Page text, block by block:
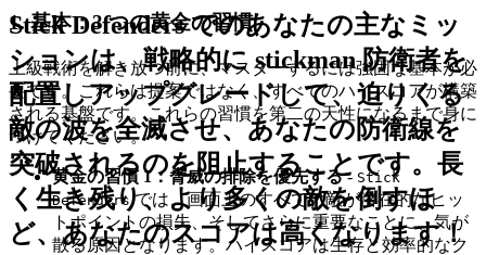
Stick Defenders でのあなたの主なミッ
ションは、戦略的に stickman 防衛者を
配置しアップグレードして、迫りくる
敵の波を全滅させ、あなたの防衛線を
突破されるのを阻止することです。長
く生き残り、より多くの敵を倒すほ
ど、あなたのスコアは高くなります！
1. 基本：3 つの黄金の習慣
上級戦術を解き放つ前に、マスターするには強固な基本が必
要です。これらは提案ではなく、すべてのハイスコアが構築
される基盤です。これらの習慣を第二の天性になるまで身に
つけてください。
黄金の習慣 1：脅威の排除を優先する- Stick
Defendersでは、画面上のすべての敵が潜在的なヒッ
トポイントの損失、そしてさらに重要なことに、気が
散る原因となります。ハイスコアは生存と効率的なク